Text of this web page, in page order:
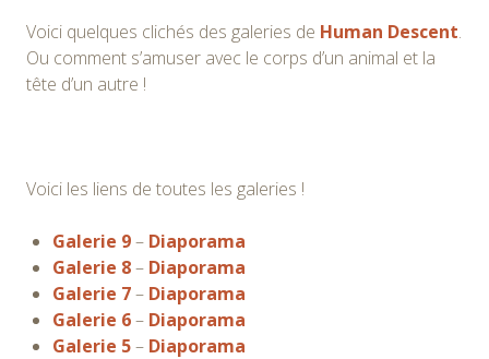
Voici quelques clichés des galeries de Human Descent.
Ou comment s’amuser avec le corps d’un animal et la
tête d’un autre !
Voici les liens de toutes les galeries !
Galerie 9– Diaporama
Galerie 8– Diaporama
Galerie 7– Diaporama
Galerie 6– Diaporama
Galerie 5– Diaporama